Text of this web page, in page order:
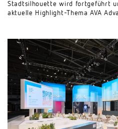
Stadtsilhouette wird fortgeführt
aktuelle Highlight-Thema AVA